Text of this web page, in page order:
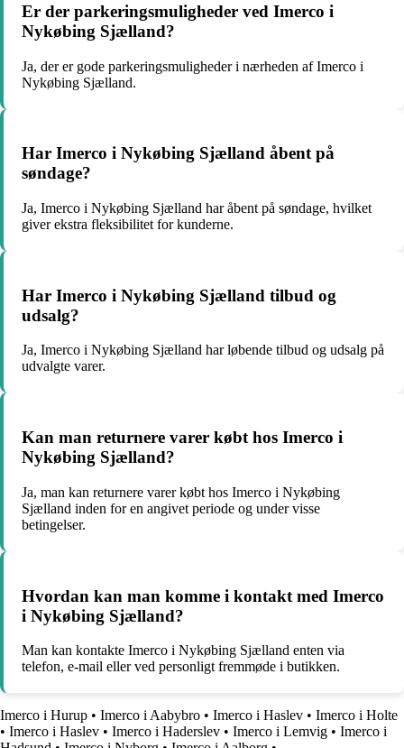
Er der parkeringsmuligheder ved Imerco i
Nykøbing Sjælland?
Ja, der er gode parkeringsmuligheder i nærheden af Imerco i
Nykøbing Sjælland.
Har Imerco i Nykøbing Sjælland åbent på
søndage?
Ja, Imerco i Nykøbing Sjælland har åbent på søndage, hvilket
giver ekstra fleksibilitet for kunderne.
Har Imerco i Nykøbing Sjælland tilbud og
udsalg?
Ja, Imerco i Nykøbing Sjælland har løbende tilbud og udsalg på
udvalgte varer.
Kan man returnere varer købt hos Imerco i
Nykøbing Sjælland?
Ja, man kan returnere varer købt hos Imerco i Nykøbing
Sjælland inden for en angivet periode og under visse
betingelser.
Hvordan kan man komme i kontakt med Imerco
i Nykøbing Sjælland?
Man kan kontakte Imerco i Nykøbing Sjælland enten via
telefon, e-mail eller ved personligt fremmøde i butikken.
Imerco i Hurup • Imerco i Aabybro • Imerco i Haslev • Imerco i Holte
• Imerco i Haslev • Imerco i Haderslev • Imerco i Lemvig • Imerco i